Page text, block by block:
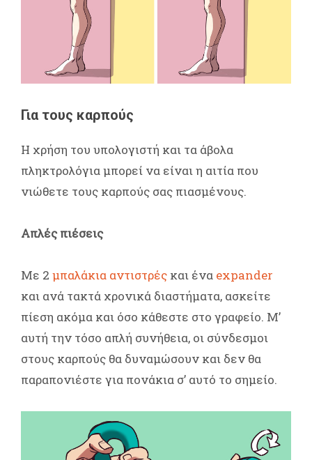
Για τους καρπούς
Η χρήση του υπολογιστή και τα άβολα
πληκτρολόγια μπορεί να είναι η αιτία που
νιώθετε τους καρπούς σας πιασμένους.
Απλές πιέσεις
Με 2 μπαλάκια αντιστρές και ένα expander
και ανά τακτά χρονικά διαστήματα, ασκείτε
πίεση ακόμα και όσο κάθεστε στο γραφείο. Μ’
αυτή την τόσο απλή συνήθεια, οι σύνδεσμοι
στους καρπούς θα δυναμώσουν και δεν θα
παραπονιέστε για πονάκια σ’ αυτό το σημείο.